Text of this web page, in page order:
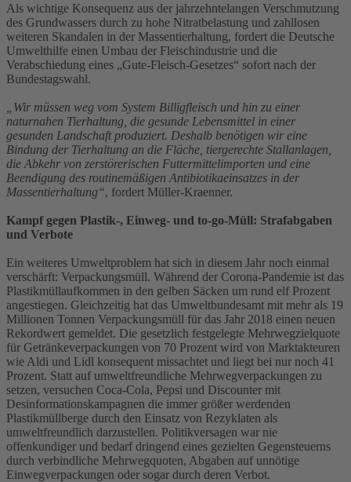
Als wichtige Konsequenz aus der jahrzehntelangen Verschmutzung
des Grundwassers durch zu hohe Nitratbelastung und zahllosen
weiteren Skandalen in der Massentierhaltung, fordert die Deutsche
Umwelthilfe einen Umbau der Fleischindustrie und die
Verabschiedung eines „Gute-Fleisch-Gesetzes“ sofort nach der
Bundestagswahl.
„Wir müssen weg vom System Billigfleisch und hin zu einer
naturnahen Tierhaltung, die gesunde Lebensmittel in einer
gesunden Landschaft produziert. Deshalb benötigen wir eine
Bindung der Tierhaltung an die Fläche, tiergerechte Stallanlagen,
die Abkehr von zerstörerischen Futtermittelimporten und eine
Beendigung des routinemäßigen Antibiotikaeinsatzes in der
Massentierhaltung“, fordert Müller-Kraenner.
Kampf gegen Plastik-, Einweg- und to-go-Müll: Strafabgaben
und Verbote
Ein weiteres Umweltproblem hat sich in diesem Jahr noch einmal
verschärft: Verpackungsmüll. Während der Corona-Pandemie ist das
Plastikmüllaufkommen in den gelben Säcken um rund elf Prozent
angestiegen. Gleichzeitig hat das Umweltbundesamt mit mehr als 19
Millionen Tonnen Verpackungsmüll für das Jahr 2018 einen neuen
Rekordwert gemeldet. Die gesetzlich festgelegte Mehrwegzielquote
für Getränkeverpackungen von 70 Prozent wird von Marktakteuren
wie Aldi und Lidl konsequent missachtet und liegt bei nur noch 41
Prozent. Statt auf umweltfreundliche Mehrwegverpackungen zu
setzen, versuchen Coca-Cola, Pepsi und Discounter mit
Desinformationskampagnen die immer größer werdenden
Plastikmüllberge durch den Einsatz von Rezyklaten als
umweltfreundlich darzustellen. Politikversagen war nie
offenkundiger und bedarf dringend eines gezielten Gegensteuerns
durch verbindliche Mehrwegquoten, Abgaben auf unnötige
Einwegverpackungen oder sogar durch deren Verbot.